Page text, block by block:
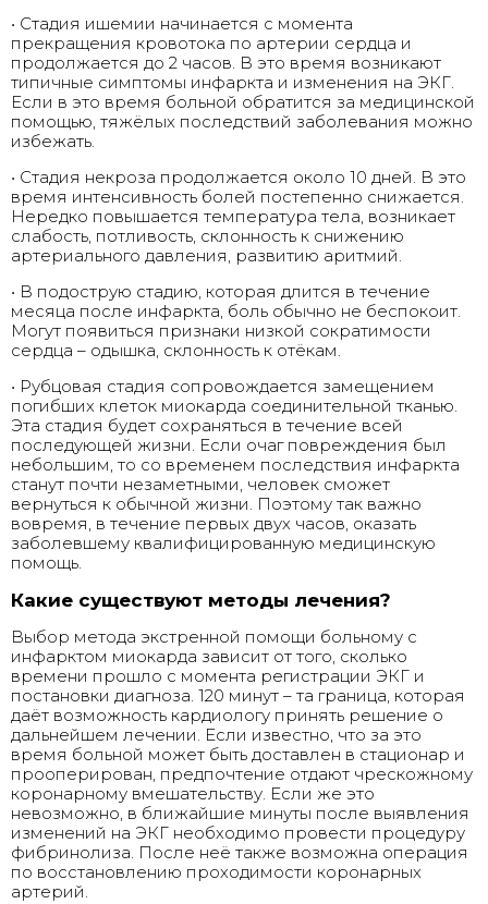
• Стадия ишемии начинается с момента
прекращения кровотока по артерии сердца и
продолжается до 2 часов. В это время возникают
типичные симптомы инфаркта и изменения на ЭКГ.
Если в это время больной обратится за медицинской
помощью, тяжёлых последствий заболевания можно
избежать.
• Стадия некроза продолжается около 10 дней. В это
время интенсивность болей постепенно снижается.
Нередко повышается температура тела, возникает
слабость, потливость, склонность к снижению
артериального давления, развитию аритмий.
• В подострую стадию, которая длится в течение
месяца после инфаркта, боль обычно не беспокоит.
Могут появиться признаки низкой сократимости
сердца – одышка, склонность к отёкам.
• Рубцовая стадия сопровождается замещением
погибших клеток миокарда соединительной тканью.
Эта стадия будет сохраняться в течение всей
последующей жизни. Если очаг повреждения был
небольшим, то со временем последствия инфаркта
станут почти незаметными, человек сможет
вернуться к обычной жизни. Поэтому так важно
вовремя, в течение первых двух часов, оказать
заболевшему квалифицированную медицинскую
помощь.
Какие существуют методы лечения?
Выбор метода экстренной помощи больному с
инфарктом миокарда зависит от того, сколько
времени прошло с момента регистрации ЭКГ и
постановки диагноза. 120 минут – та граница, которая
даёт возможность кардиологу принять решение о
дальнейшем лечении. Если известно, что за это
время больной может быть доставлен в стационар и
прооперирован, предпочтение отдают чрескожному
коронарному вмешательству. Если же это
невозможно, в ближайшие минуты после выявления
изменений на ЭКГ необходимо провести процедуру
фибринолиза. После неё также возможна операция
по восстановлению проходимости коронарных
артерий.